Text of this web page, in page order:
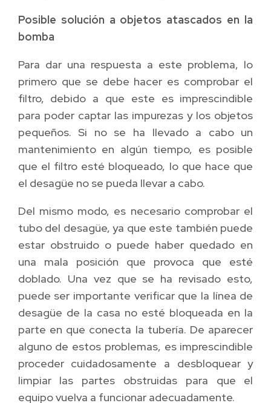
Posible solución a objetos atascados en la
bomba
Para dar una respuesta a este problema, lo
primero que se debe hacer es comprobar el
filtro, debido a que este es imprescindible
para poder captar las impurezas y los objetos
pequeños. Si no se ha llevado a cabo un
mantenimiento en algún tiempo, es posible
que el filtro esté bloqueado, lo que hace que
el desagüe no se pueda llevar a cabo.
Del mismo modo, es necesario comprobar el
tubo del desagüe, ya que este también puede
estar obstruido o puede haber quedado en
una mala posición que provoca que esté
doblado. Una vez que se ha revisado esto,
puede ser importante verificar que la línea de
desagüe de la casa no esté bloqueada en la
parte en que conecta la tubería. De aparecer
alguno de estos problemas, es imprescindible
proceder cuidadosamente a desbloquear y
limpiar las partes obstruidas para que el
equipo vuelva a funcionar adecuadamente.